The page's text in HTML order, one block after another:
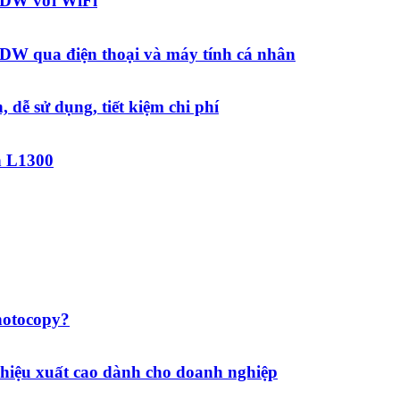
qua điện thoại và máy tính cá nhân
dễ sử dụng, tiết kiệm chi phí
L1300
xuất cao dành cho doanh nghiệp